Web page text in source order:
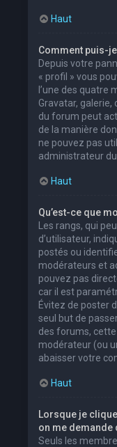
Haut
Comment puis-
Depuis votre
« profil » vous
l’une des quatre
Gravatar,
du forum peut
de la manière
ne pouvez pas
administrateur
Haut
Qu’est-ce que
Les rangs, qui
d’utilisateur,
postés ou
modérateurs et
pouvez pas
car il est
Évitez de poster
seul but de
des forums,
modérateur (ou
abaisser votre
Haut
Lorsque je
on me demande
Seuls les